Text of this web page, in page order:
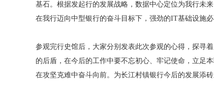
基石。根据发起行的发展战略，数据中心定位为我行未
在我行迈向中型银行的奋斗目标下，强劲的IT基础设施必
参观完行史馆后，大家分别发表此次参观的心得，探寻
的后盾，在今后的工作中要不忘初心、牢记使命，立足
在攻坚克难中奋斗向前。为长江村镇银行今后的发展添砖